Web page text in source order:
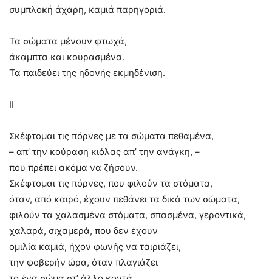
συμπλοκή άχαρη, καμιά παρηγοριά.
Τα σώματα μένουν φτωχά,
άκαμπτα και κουρασμένα.
Τα παιδεύει της ηδονής εκμηδένιση.
II
Σκέφτομαι τις πόρνες με τα σώματα πεθαμένα,
– απ’ την κούραση κιόλας απ’ την ανάγκη, –
που πρέπει ακόμα να ζήσουν.
Σκέφτομαι τις πόρνες, που φιλούν τα στόματα,
όταν, από καιρό, έχουν πεθάνει τα δικά των σώματα,
φιλούν τα χαλασμένα στόματα, σπασμένα, γεροντικά,
χαλαρά, σιχαμερά, που δεν έχουν
ομιλία καμιά, ήχον φωνής να ταιριάζει,
την φοβερήν ώρα, όταν πλαγιάζει